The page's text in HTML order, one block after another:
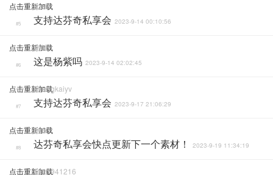
点击重新加载
Zzzlc
#5 支持达芬奇私享会 2023-9-14 00:10:56
点击重新加载
京城
#6 这是杨紫吗 2023-9-14 02:02:45
点击重新加载Zhangkaiyv
#7 支持达芬奇私享会 2023-9-17 21:06:29
点击重新加载
666
#8 达芬奇私享会快点更新下一个素材！ 2023-9-19 11:34:19
点击重新加载1811941216